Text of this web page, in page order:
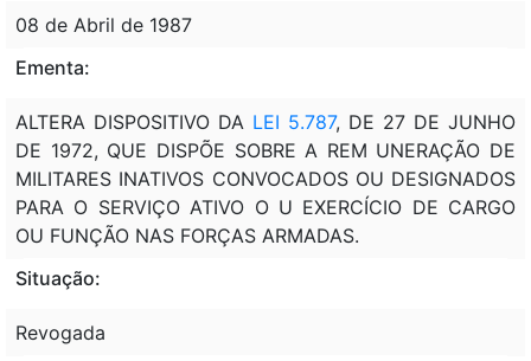
08 de Abril de 1987
Ementa:
ALTERA DISPOSITIVO DA LEI 5.787, DE 27 DE JUNHO
DE 1972, QUE DISPÕE SOBRE A REM UNERAÇÃO DE
MILITARES INATIVOS CONVOCADOS OU DESIGNADOS
PARA O SERVIÇO ATIVO O U EXERCÍCIO DE CARGO
OU FUNÇÃO NAS FORÇAS ARMADAS.
Situação:
Revogada